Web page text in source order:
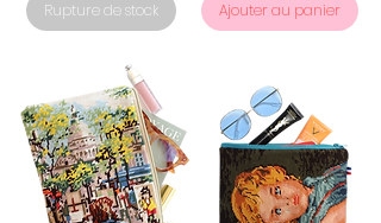
Rupture de stock Ajouter au panier